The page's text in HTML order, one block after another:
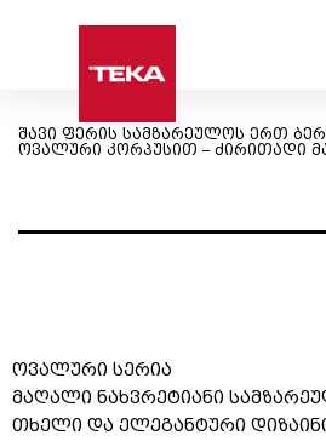
შავი ფერის სამზარეულოს ერთ
ოვალური კორპუსით – ძირითადი
ოვალური სერია
მაღალი ნახვრეტიანი
თხელი და ელეგანტური